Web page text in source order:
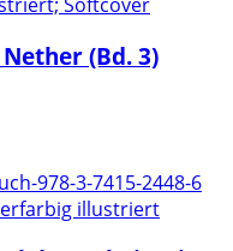
(Bd. 3)
illustriert